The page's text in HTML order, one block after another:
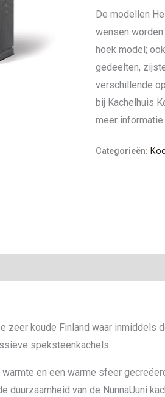
De modellen
wensen
hoek model;
gedeelten,
verschillende
bij Kachelhuis
meer
Categorieën:
zeer koude Finland waar
speksteenkachels.
en een warme sfeer
van de NunnaUuni